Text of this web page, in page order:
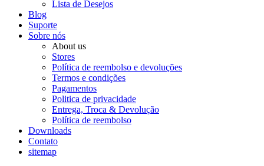
Lista de Desejos
Blog
Suporte
Sobre nós
About us
Stores
Política de reembolso e devoluções
Termos e condições
Pagamentos
Politica de privacidade
Entrega, Troca & Devolução
Política de reembolso
Downloads
Contato
sitemap